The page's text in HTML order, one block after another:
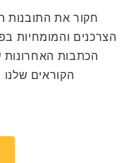
חקור את התובנות
הצרכנים והמומחיות
הכתבות
הקוראים שלנו